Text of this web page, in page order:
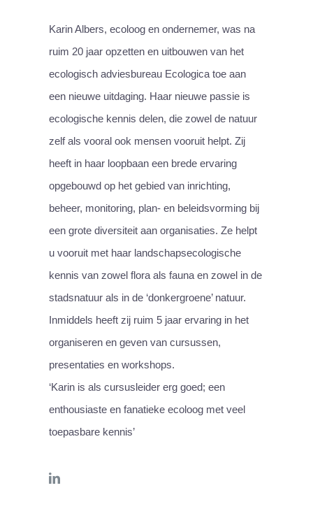
Karin Albers, ecoloog en ondernemer, was na
ruim 20 jaar opzetten en uitbouwen van het
ecologisch adviesbureau Ecologica toe aan
een nieuwe uitdaging. Haar nieuwe passie is
ecologische kennis delen, die zowel de natuur
zelf als vooral ook mensen vooruit helpt. Zij
heeft in haar loopbaan een brede ervaring
opgebouwd op het gebied van inrichting,
beheer, monitoring, plan- en beleidsvorming bij
een grote diversiteit aan organisaties. Ze helpt
u vooruit met haar landschapsecologische
kennis van zowel flora als fauna en zowel in de
stadsnatuur als in de ‘donkergroene’ natuur.
Inmiddels heeft zij ruim 5 jaar ervaring in het
organiseren en geven van cursussen,
presentaties en workshops.
‘Karin is als cursusleider erg goed; een
enthousiaste en fanatieke ecoloog met veel
toepasbare kennis’